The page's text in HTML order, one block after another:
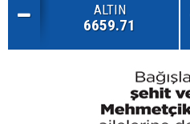
ALTIN
6659.71